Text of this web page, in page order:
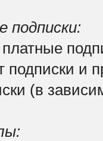
подписки:
подписки и
(в